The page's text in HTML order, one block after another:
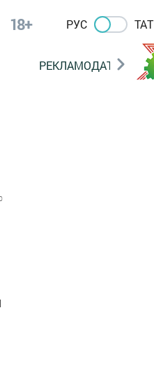
18+ РУС ТАТ
РЕКЛАМОДАТЕЛЯМ